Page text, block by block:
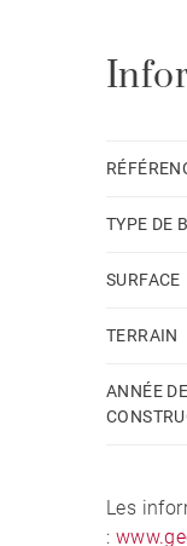
TYPE DE
SURFACE
TERRAIN
ANNÉE DE
Les
: